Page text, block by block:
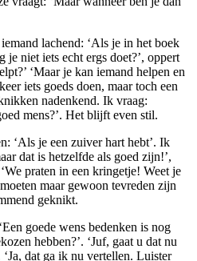
lachend: ‘Als je in het boek
je niet iets echt ergs doet?’, oppert
‘Maar je kan iemand helpen en
iets goeds doen, maar toch een
nadenkend. Ik vraag:
mens?’. Het blijft even stil.
‘Als je een zuiver hart hebt’. Ik
dat is hetzelfde als goed zijn!’,
praten in een kringetje! Weet je
maar gewoon tevreden zijn
geknikt.
goede wens bedenken is nog
hebben?’. ‘Juf, gaat u dat nu
dat ga ik nu vertellen. Luister